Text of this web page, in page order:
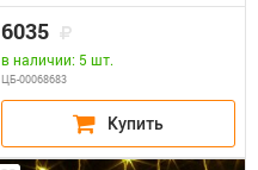
мерцающая, теплая белая,
белый провод. Блок питания
65818, 65845
6035
в наличии: 5 шт.
ЦБ-00068683